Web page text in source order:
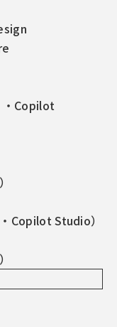
・Copilot
Copilot Studio）
表示数を増や
れない
ィールド全文表
自動で表示され
、契約後すぐに